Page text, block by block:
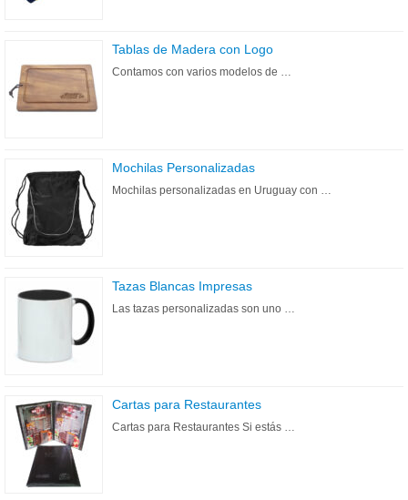
Tablas de Madera con Logo
Contamos con varios modelos de …
Mochilas Personalizadas
Mochilas personalizadas en Uruguay con …
Tazas Blancas Impresas
Las tazas personalizadas son uno …
Cartas para Restaurantes
Cartas para Restaurantes Si estás …